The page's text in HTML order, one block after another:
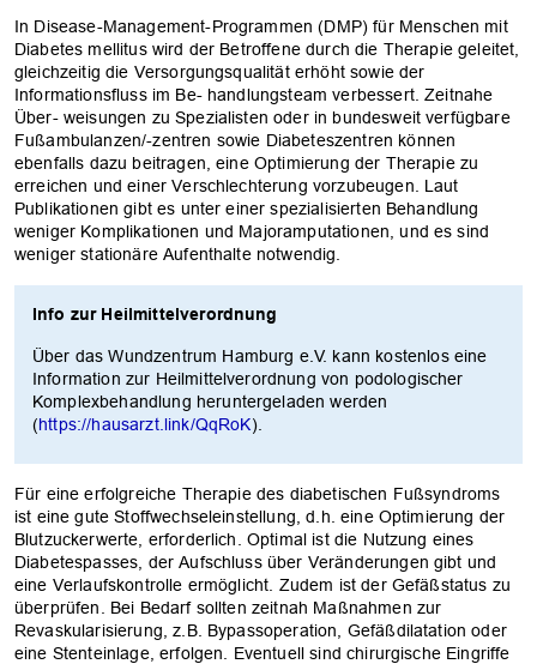
In Disease-Management-Programmen (DMP) für Menschen mit
Diabetes mellitus wird der Betroffene durch die Therapie geleitet,
gleichzeitig die Versorgungsqualität erhöht sowie der
Informationsfluss im Be- handlungsteam verbessert. Zeitnahe
Über- weisungen zu Spezialisten oder in bundesweit verfügbare
Fußambulanzen/-zentren sowie Diabeteszentren können
ebenfalls dazu beitragen, eine Optimierung der Therapie zu
erreichen und einer Verschlechterung vorzubeugen. Laut
Publikationen gibt es unter einer spezialisierten Behandlung
weniger Komplikationen und Majoramputationen, und es sind
weniger stationäre Aufenthalte notwendig.
Info zur Heilmittelverordnung
Über das Wundzentrum Hamburg e.V. kann kostenlos eine
Information zur Heilmittelverordnung von podologischer
Komplexbehandlung heruntergeladen werden
(https://hausarzt.link/QqRoK).
Für eine erfolgreiche Therapie des diabetischen Fußsyndroms
ist eine gute Stoffwechseleinstellung, d.h. eine Optimierung der
Blutzuckerwerte, erforderlich. Optimal ist die Nutzung eines
Diabetespasses, der Aufschluss über Veränderungen gibt und
eine Verlaufskontrolle ermöglicht. Zudem ist der Gefäßstatus zu
überprüfen. Bei Bedarf sollten zeitnah Maßnahmen zur
Revaskularisierung, z.B. Bypassoperation, Gefäßdilatation oder
eine Stenteinlage, erfolgen. Eventuell sind chirurgische Eingriffe